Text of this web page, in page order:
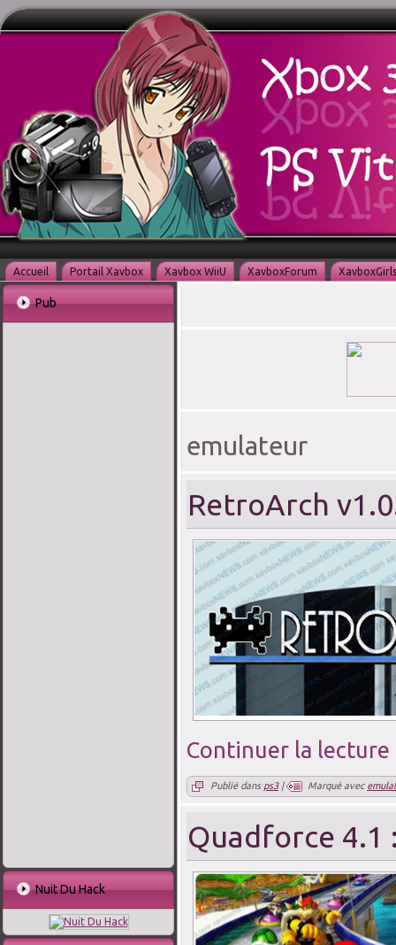
Accueil Portail Xavbox Xavbox WiiU XavboxForum XavboxGirls
Pub
Nuit Du Hack
emulateur
RetroArch
Continuer la lecture
Publié dans ps3| Marqué avec
Quadforce 4.1